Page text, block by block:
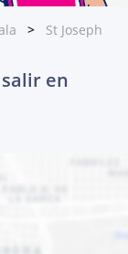
St Joseph
en